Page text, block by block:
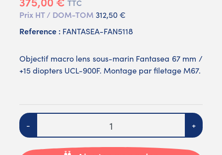
TTC
Prix HT / DOM-TOM 312,50 €
Reference : FANTASEA-FAN5118
Objectif macro lens sous-marin Fantasea 67 mm /
+15 diopters UCL-900F. Montage par filetage M67.
Quantité
- +